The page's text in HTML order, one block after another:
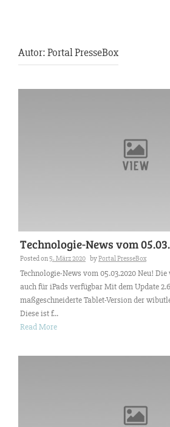
Autor:Portal PresseBox
Technologie-News vom
Posted on5. März 2020 byPortal PresseBox
Technologie-News vom 05.03.2020 Neu!
auch für iPads verfügbar Mit dem Update
maßgeschneiderte Tablet-Version der
Diese ist f...
Read More